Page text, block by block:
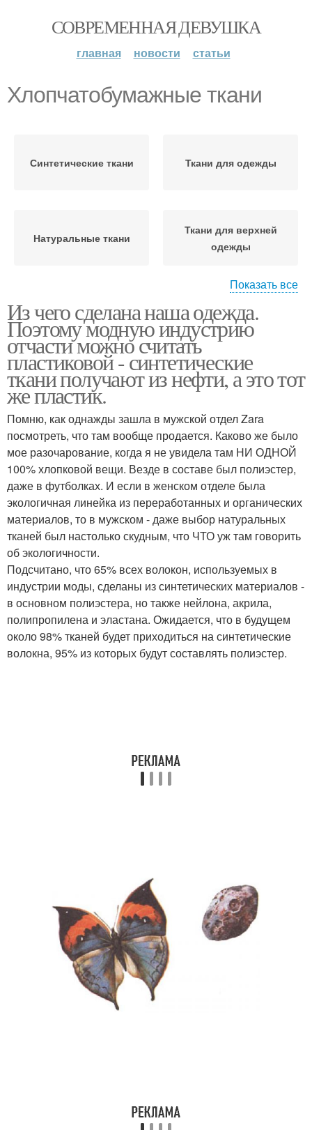
СОВРЕМЕННАЯ ДЕВУШКА
главная новости статьи
Хлопчатобумажные ткани
Синтетические ткани Ткани для одежды
Натуральные ткани
Ткани для верхней
одежды
Ткани для курток
Показать все
Из чего сделана наша одежда.
Поэтому модную индустрию
отчасти можно считать
пластиковой - синтетические
ткани получают из нефти, а это тот
же пластик.
Помню, как однажды зашла в мужской отдел Zara
посмотреть, что там вообще продается. Каково же было
мое разочарование, когда я не увидела там НИ ОДНОЙ
100% хлопковой вещи. Везде в составе был полиэстер,
даже в футболках. И если в женском отделе была
экологичная линейка из переработанных и органических
материалов, то в мужском - даже выбор натуральных
тканей был настолько скудным, что ЧТО уж там говорить
об экологичности.
Подсчитано, что 65% всех волокон, используемых в
индустрии моды, сделаны из синтетических материалов -
в основном полиэстера, но также нейлона, акрила,
полипропилена и эластана. Ожидается, что в будущем
около 98% тканей будет приходиться на синтетические
волокна, 95% из которых будут составлять полиэстер.